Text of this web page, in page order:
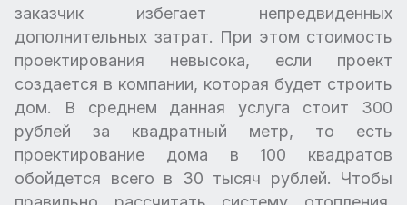
заказчик избегает непредвиденных
дополнительных затрат. При этом стоимость
проектирования невысока, если проект
создается в компании, которая будет строить
дом. В среднем данная услуга стоит 300
рублей за квадратный метр, то есть
проектирование дома в 100 квадратов
обойдется всего в 30 тысяч рублей. Чтобы